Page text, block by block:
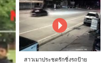
สาวเมาประชดรักซิ่งรถป้าย